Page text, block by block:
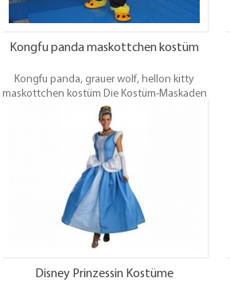
Kongfu panda maskottchen kostüm
Kongfu panda, grauer wolf, hellon kitty
maskottchen kostüm Die Kostüm-Maskaden
gelten für Promotionen, Vergnügungen,
Themenparks, Karnevalsfeiern, Festival,
Verleih und andere Veranstaltungen.Oem /
odmist willkommen.
Disney Prinzessin Kostüme